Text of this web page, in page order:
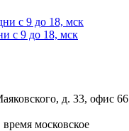
с 9 до 18, мск
с 9 до 18, мск
д. 33, офис 66
московское